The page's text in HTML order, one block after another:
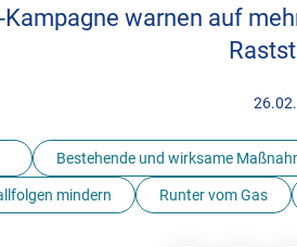
Kampagne warnen auf
Bestehende und wirksame
mindern Runter vom Gas